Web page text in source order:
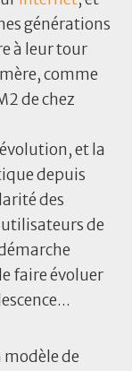
générations
à leur tour
comme
de chez
et la
depuis
des
de
faire évoluer
de